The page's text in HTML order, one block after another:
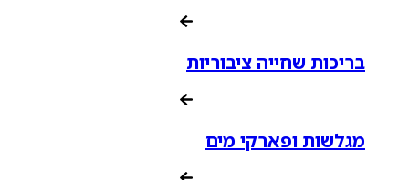
בריכות שחייה ציבוריות
מגלשות ופארקי מים